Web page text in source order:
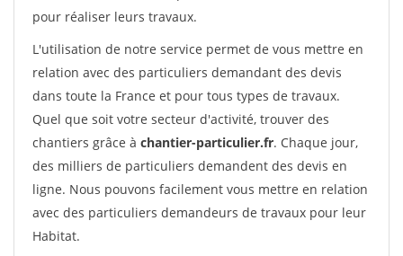
pour réaliser leurs travaux.
L'utilisation de notre service permet de vous mettre en
relation avec des particuliers demandant des devis
dans toute la France et pour tous types de travaux.
Quel que soit votre secteur d'activité, trouver des
chantiers grâce à chantier-particulier.fr. Chaque jour,
des milliers de particuliers demandent des devis en
ligne. Nous pouvons facilement vous mettre en relation
avec des particuliers demandeurs de travaux pour leur
Habitat.